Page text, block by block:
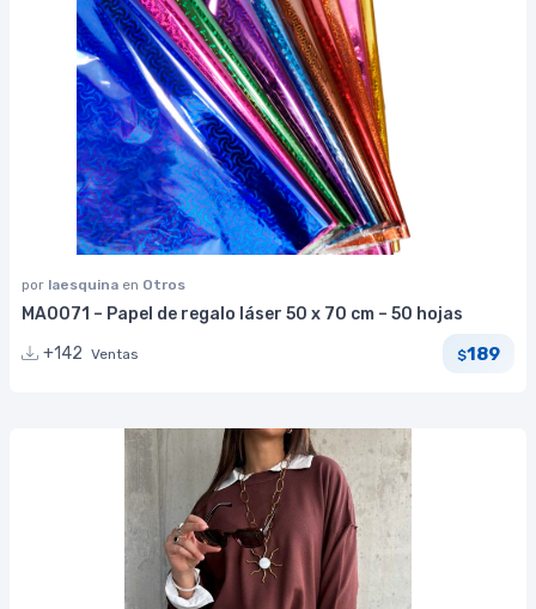
por laesquina en Otros
MA0071 – Papel de regalo láser 50 x 70 cm – 50 hojas
+142 Ventas $189